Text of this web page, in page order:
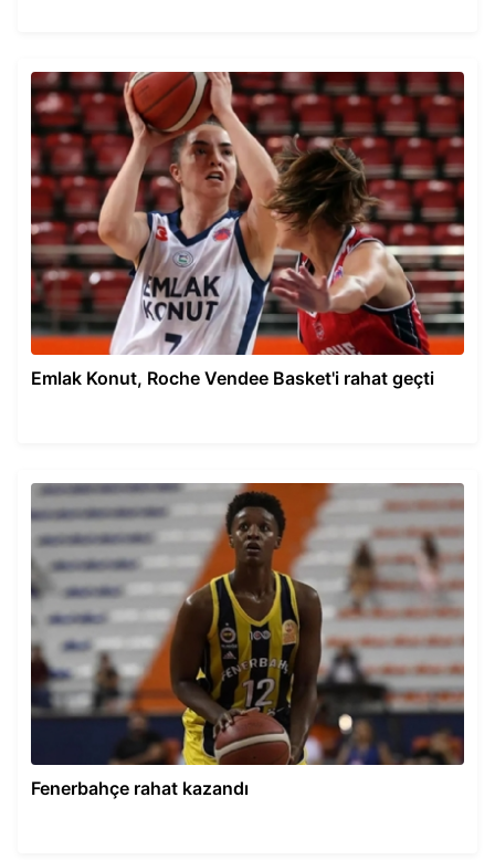
Emlak Konut, Roche Vendee Basket'i rahat geçti
Fenerbahçe rahat kazandı